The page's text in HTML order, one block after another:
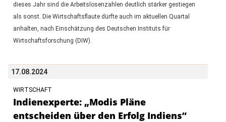
dieses Jahr sind die Arbeitslosenzahlen deutlich stärker gestiegen
als sonst. Die Wirtschaftsflaute dürfte auch im aktuellen Quartal
anhalten, nach Einschätzung des Deutschen Instituts für
Wirtschaftsforschung (DIW).
17.08.2024
WIRTSCHAFT
Indienexperte: „Modis Pläne
entscheiden über den Erfolg Indiens“